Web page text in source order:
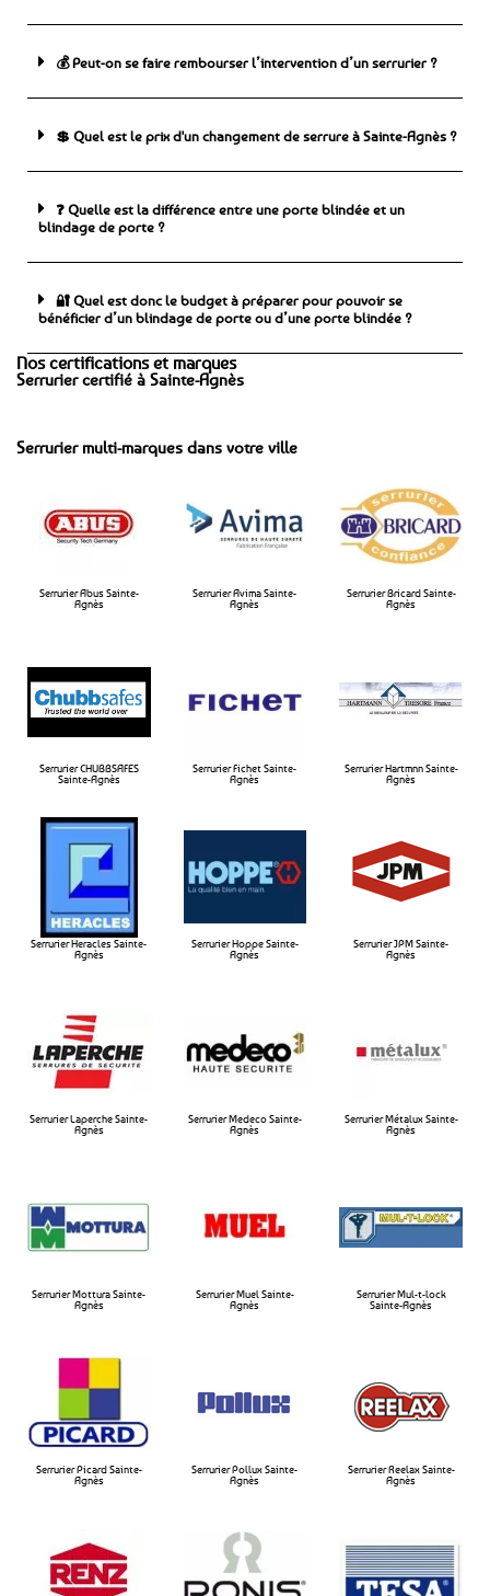
💰 Peut-on se faire rembourser l’intervention d’un serrurier ?
💲 Quel est le prix d'un changement de serrure à Sainte-Agnès ?
❓ Quelle est la différence entre une porte blindée et un
blindage de porte ?
🔐 Quel est donc le budget à préparer pour pouvoir se
bénéficier d’un blindage de porte ou d’une porte blindée ?
Nos certifications et marques
Serrurier certifié à Sainte-Agnès
Serrurier multi-marques dans votre ville
Serrurier Abus Sainte-
Agnès
Serrurier Avima Sainte-
Agnès​
Serrurier Bricard Sainte-
Agnès​
Serrurier CHUBBSAFES
Sainte-Agnès​
Serrurier Fichet Sainte-
Agnès​
Serrurier Hartmnn Sainte-
Agnès​
Serrurier Heracles Sainte-
Agnès​
Serrurier Hoppe Sainte-
Agnès​
Serrurier JPM Sainte-
Agnès​
Serrurier Laperche Sainte-
Agnès​
Serrurier Medeco Sainte-
Agnès​
Serrurier Métalux Sainte-
Agnès​
Serrurier Mottura Sainte-
Agnès​
Serrurier Muel Sainte-
Agnès​
Serrurier Mul-t-lock
Sainte-Agnès​
Serrurier Picard Sainte-
Agnès
Serrurier Pollux Sainte-
Agnès​
Serrurier Reelax Sainte-
Agnès​